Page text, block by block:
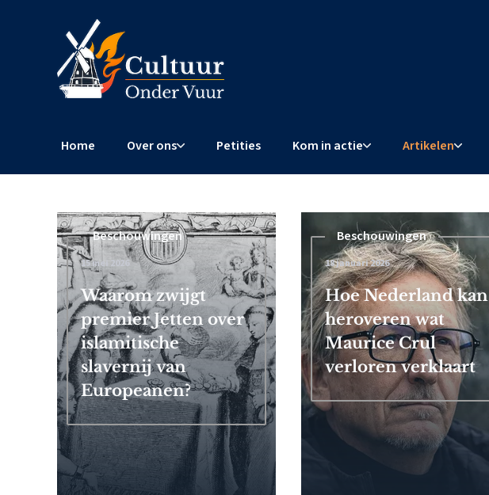
Home Over ons Petities Kom in actie Artikelen
Beschouwingen
15 mei 2026
Waarom zwijgt
premier Jetten over
islamitische
slavernij van
Europeanen?
Beschouwingen
18 januari 2026
Hoe Nederland kan
heroveren wat
Maurice Crul
verloren verklaart
Beschouwingen
4 februari 2026
Censuurschandaal EU: Brussel dwingt
wereldwijde censuur af